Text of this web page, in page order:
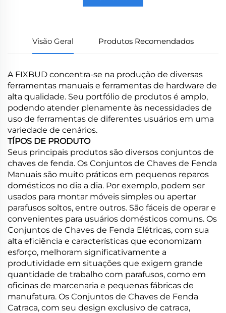
Visão Geral Produtos Recomendados
A FIXBUD concentra-se na produção de diversas
ferramentas manuais e ferramentas de hardware de
alta qualidade. Seu portfólio de produtos é amplo,
podendo atender plenamente às necessidades de
uso de ferramentas de diferentes usuários em uma
variedade de cenários.
TÍPOS DE PRODUTO
Seus principais produtos são diversos conjuntos de
chaves de fenda. Os Conjuntos de Chaves de Fenda
Manuais são muito práticos em pequenos reparos
domésticos no dia a dia. Por exemplo, podem ser
usados para montar móveis simples ou apertar
parafusos soltos, entre outros. São fáceis de operar e
convenientes para usuários domésticos comuns. Os
Conjuntos de Chaves de Fenda Elétricas, com sua
alta eficiência e características que economizam
esforço, melhoram significativamente a
produtividade em situações que exigem grande
quantidade de trabalho com parafusos, como em
oficinas de marcenaria e pequenas fábricas de
manufatura. Os Conjuntos de Chaves de Fenda
Catraca, com seu design exclusivo de catraca,